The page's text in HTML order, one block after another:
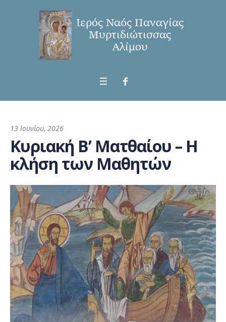
13 Ιουνίου, 2026
Κυριακή Β’ Ματθαίου – Η
κλήση των Μαθητών